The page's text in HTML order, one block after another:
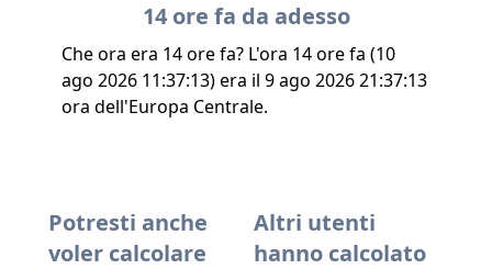
14 ore fa da adesso
Che ora era 14 ore fa? L'ora 14 ore fa (10
ago 2026 11:37:13) era il 9 ago 2026 21:37:13
ora dell'Europa Centrale.
Potresti anche
voler calcolare
Altri utenti
hanno calcolato